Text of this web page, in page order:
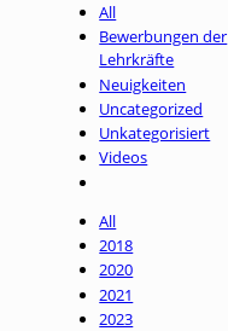
All
Bewerbungen der
Lehrkräfte
Neuigkeiten
Uncategorized
Unkategorisiert
Videos
All
2018
2020
2021
2023